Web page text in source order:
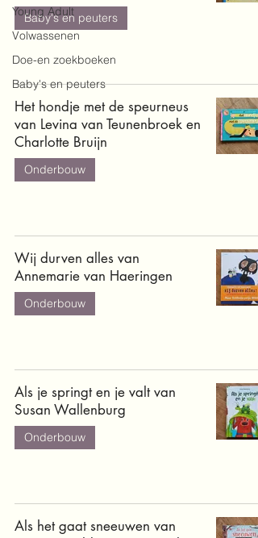
Young Adult
Volwassenen
Doe-en zoekboeken
Baby's en peuters
Baby's en peuters
Het hondje met de speurneus
van Levina van Teunenbroek en
Charlotte Bruijn
Onderbouw
Wij durven alles van
Annemarie van Haeringen
Onderbouw
Als je springt en je valt van
Susan Wallenburg
Onderbouw
Als het gaat sneeuwen van